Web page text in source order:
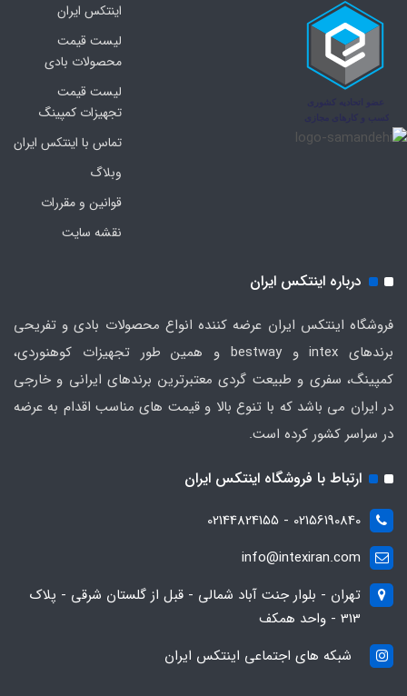
اینتکس ایران
لیست قیمت
محصولات بادی
لیست قیمت
تجهیزات کمپینگ
تماس با اینتکس ایران
وبلاگ
قوانین و مقررات
نقشه سایت
درباره اینتکس ایران
فروشگاه اینتکس ایران عرضه کننده انواع محصولات بادی و تفریحی
برندهای intex و bestway و همین طور تجهیزات کوهنوردی،
کمپینگ، سفری و طبیعت گردی معتبرترین برندهای ایرانی و خارجی
در ایران می باشد که با تنوع بالا و قیمت های مناسب اقدام به عرضه
در سراسر کشور کرده است.
ارتباط با فروشگاه اینتکس ایران
02156190840 - 02144824155
info@intexiran.com
تهران - بلوار جنت آباد شمالی - قبل از گلستان شرقی - پلاک
313 - واحد همکف
شبکه های اجتماعی اینتکس ایران